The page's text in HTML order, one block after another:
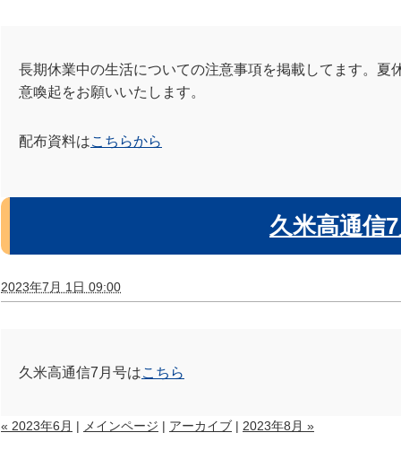
長期休業中の生活についての注意事項を掲載してます。夏
意喚起をお願いいたします。
配布資料はこちらから
久米高通信
2023年7月 1日 09:00
久米高通信7月号はこちら
« 2023年6月 | メインページ | アーカイブ | 2023年8月 »